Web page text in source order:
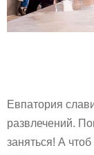
Евпатория
развлечений.
заняться! А